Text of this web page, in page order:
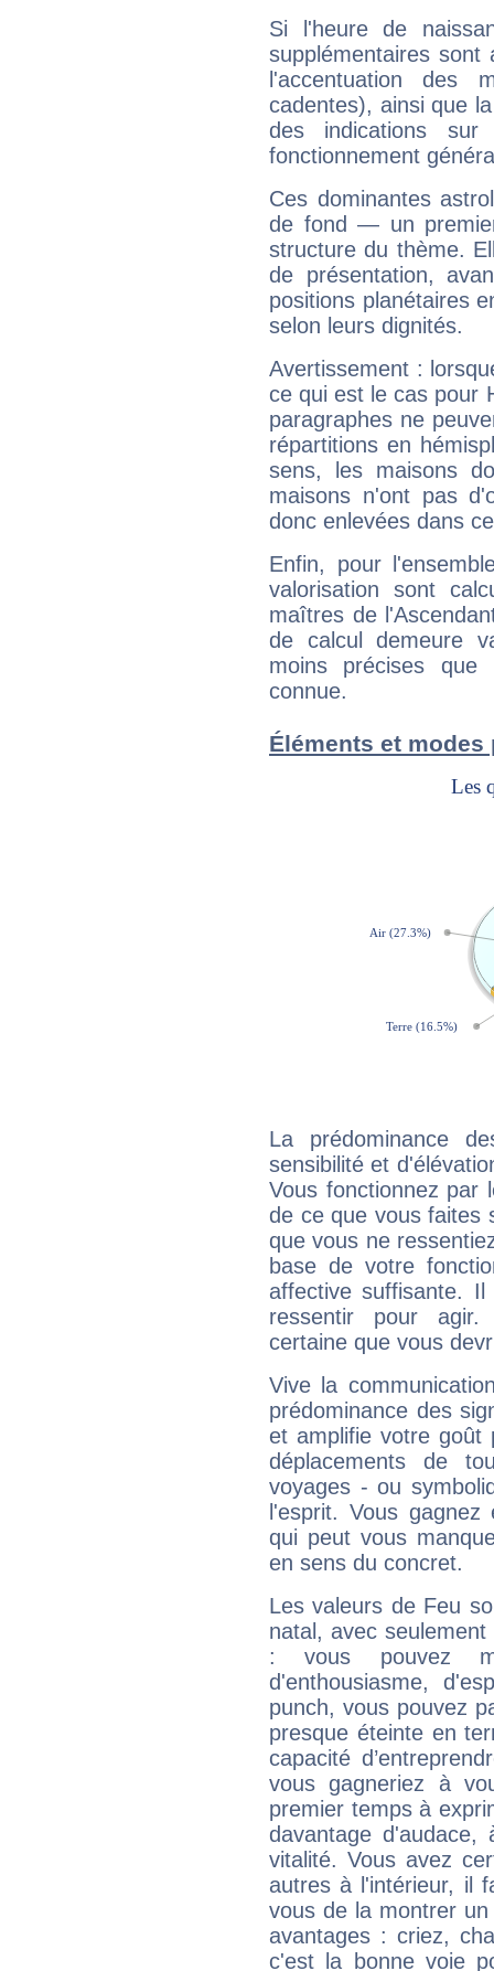
Si l'heure de
supplémentaires sont
l'accentuation des
cadentes), ainsi que
des indications sur
fonctionnement
Ces dominantes
de fond — un
structure du thème.
de présentation,
positions planétaires
selon leurs dignités.
Avertissement :
ce qui est le cas pour
paragraphes ne
répartitions en
sens, les maisons
maisons n'ont pas
donc enlevées dans
Enfin, pour
valorisation sont
maîtres de
de calcul demeure
moins précises que
connue.
Éléments et modes
La prédominance
sensibilité et
Vous fonctionnez
de ce que vous faites
que vous ne
base de votre
affective suffisante.
ressentir pour agir.
certaine que vous
Vive la
prédominance des
et amplifie votre goût
déplacements de
voyages - ou
l'esprit. Vous
qui peut vous
en sens du concret.
Les valeurs de Feu
natal, avec
: vous pouvez
d'enthousiasme,
punch, vous pouvez
presque éteinte en
capacité
vous gagneriez à
premier temps à
davantage
vitalité. Vous avez
autres à l'intérieur, il
vous de la montrer
avantages : criez,
c'est la bonne voie